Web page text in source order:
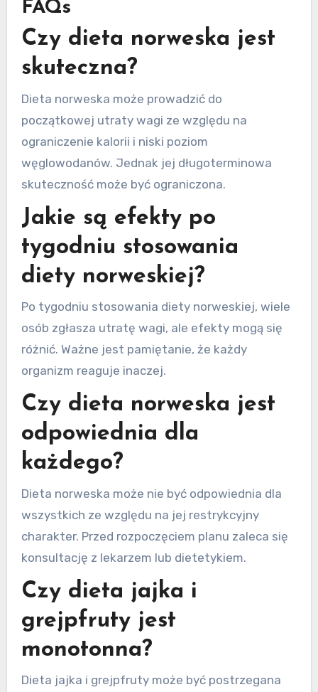
FAQs
Czy dieta norweska jest
skuteczna?
Dieta norweska może prowadzić do
początkowej utraty wagi ze względu na
ograniczenie kalorii i niski poziom
węglowodanów. Jednak jej długoterminowa
skuteczność może być ograniczona.
Jakie są efekty po
tygodniu stosowania
diety norweskiej?
Po tygodniu stosowania diety norweskiej, wiele
osób zgłasza utratę wagi, ale efekty mogą się
różnić. Ważne jest pamiętanie, że każdy
organizm reaguje inaczej.
Czy dieta norweska jest
odpowiednia dla
każdego?
Dieta norweska może nie być odpowiednia dla
wszystkich ze względu na jej restrykcyjny
charakter. Przed rozpoczęciem planu zaleca się
konsultację z lekarzem lub dietetykiem.
Czy dieta jajka i
grejpfruty jest
monotonna?
Dieta jajka i grejpfruty może być postrzegana